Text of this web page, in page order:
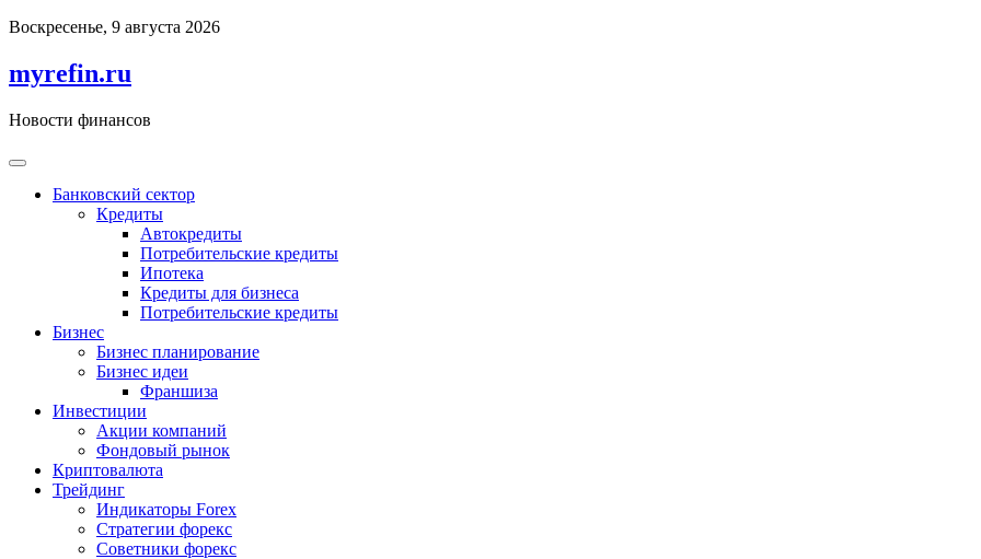
Перейти
содержимому
Воскресенье, 9 августа 2026
myrefin.ru
Новости финансов
Банковский сектор
Кредиты
Автокредиты
Потребительские кредиты
Ипотека
Кредиты для бизнеса
Потребительские кредиты
Бизнес
Бизнес планирование
Бизнес идеи
Франшиза
Инвестиции
Акции компаний
Фондовый рынок
Криптовалюта
Трейдинг
Индикаторы Forex
Стратегии форекс
Советники форекс